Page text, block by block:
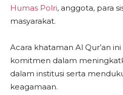
Humas Polri, anggota, para
masyarakat.
Acara khataman Al Qur’an
komitmen dalam
dalam institusi serta
keagamaan.